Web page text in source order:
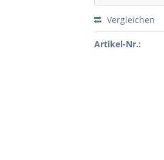
Vergleichen
Artikel-Nr.: